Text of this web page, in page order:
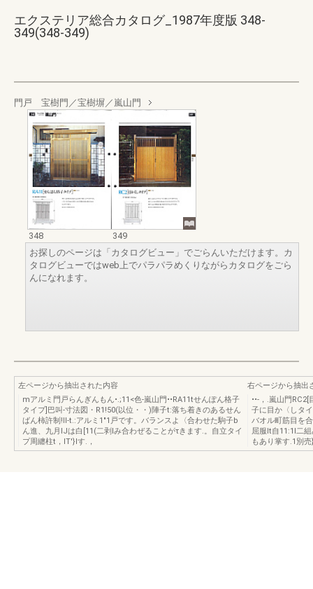
エクステリア総合カタログ_1987年度版 348-
349(348-349)
門戸 宝樹門／宝樹塀／嵐山門
348
349
お探しのページは「カタログビュー」でごらんいただけます。カ
タログビューではweb上でパラパラめくりながらカタログをごら
んになれます。
左ページから抽出された内容
mアルミ門戸らんぎんもん•.;11<色-嵐山門••RA11tせんぽん格子
タイプ]巴叫-寸法図・R1!50(以位・・)陣子t:落ち着きのあるせん
ばん柿許制!Il-t.:アルミ1"1戸です。バランスよ〈合わせた駒子b
ん進、九月lJは白[11(二剥lみ合わぜることがτきます.。自立タイ
プ周纏柱t，IT'}lす.，
右ページから抽出
••-，.嵐山門
子に目か〈しタ
バオル町筋目を
屈服It自11:1l二
もあり掌す.1別